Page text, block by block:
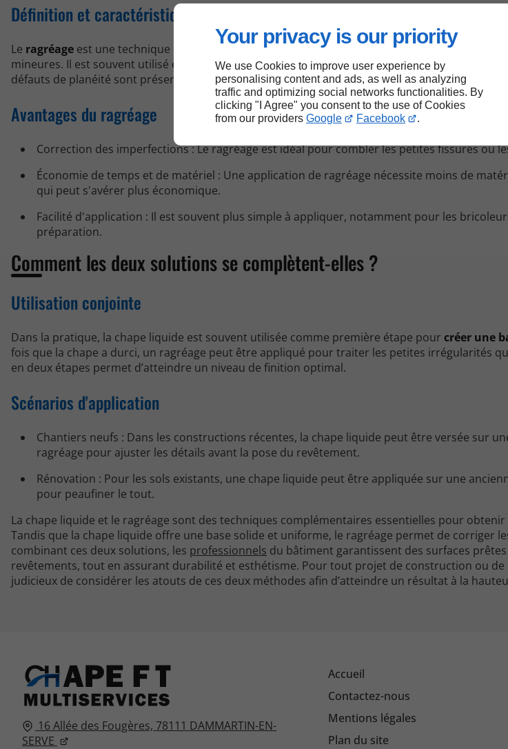
Your privacy is our priority
We use Cookies to improve user experience by
personalising content and ads, as well as analyzing
traffic and optimizing social networks functionalities. By
clicking "I Agree" you consent to the use of Cookies
from our providers Google Facebook .
Définition et caractéristiques
Le ragréage est une technique qui consiste à appliquer une fine couche de mortier sur un sol
mineures. Il est souvent utilisé en finition pour préparer une surface avant la pose d’un
défauts de planéité sont présents sur un sol existant.
Avantages du ragréage
Correction des imperfections : Le ragréage est idéal pour combler les petites fissures ou
Économie de temps et de matériel : Une application de ragréage nécessite moins de
qui peut s'avérer plus économique.
Facilité d'application : Il est souvent plus simple à appliquer, notamment pour les
préparation.
Comment les deux solutions se complètent-elles ?
Utilisation conjointe
Dans la pratique, la chape liquide est souvent utilisée comme première étape pour créer une
fois que la chape a durci, un ragréage peut être appliqué pour traiter les petites irrégularités
en deux étapes permet d’atteindre un niveau de finition optimal.
Scénarios d'application
Chantiers neufs : Dans les constructions récentes, la chape liquide peut être versée sur
ragréage pour ajuster les détails avant la pose du revêtement.
Rénovation : Pour les sols existants, une chape liquide peut être appliquée sur une
pour peaufiner le tout.
La chape liquide et le ragréage sont des techniques complémentaires essentielles pour
Tandis que la chape liquide offre une base solide et uniforme, le ragréage permet de corriger
combinant ces deux solutions, les professionnels du bâtiment garantissent des surfaces
revêtements, tout en assurant durabilité et esthétisme. Pour tout projet de construction ou
judicieux de considérer les atouts de ces deux méthodes afin d’atteindre un résultat à la
16 Allée des Fougères, 78111 DAMMARTIN-EN-
SERVE
Accueil
Contactez-nous
Mentions légales
Plan du site